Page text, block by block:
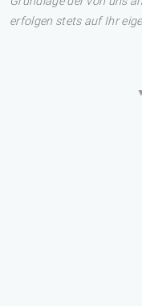
erfolgen stets auf Ihr